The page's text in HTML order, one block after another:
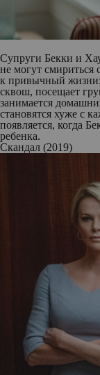
Супруги Бекки и
не могут смириться
к привычный жизни:
сквош, посещает
занимается
становятся хуже с
появляется, когда
ребенка.
Скандал (2019)